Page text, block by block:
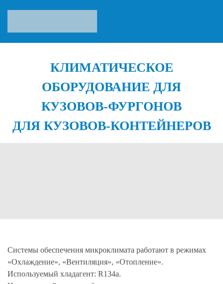
КЛИМАТИЧЕСКОЕ
ОБОРУДОВАНИЕ ДЛЯ
КУЗОВОВ-ФУРГОНОВ
ДЛЯ КУЗОВОВ-КОНТЕЙНЕРОВ
Системы обеспечения микроклимата работают в режимах
«Охлаждение», «Вентиляция», «Отопление».
Используемый хладагент: R134a.